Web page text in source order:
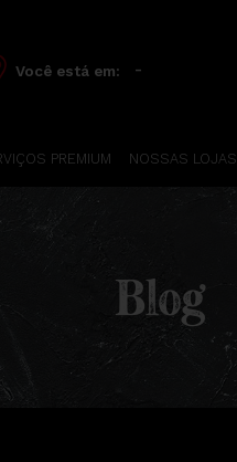
Você está em: -
PREMIUM NOSSAS LOJAS
Blog